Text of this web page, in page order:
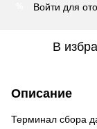
Войти для
В
Описание
Терминал сбора